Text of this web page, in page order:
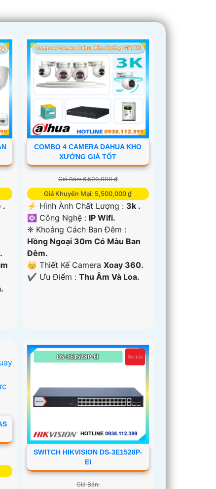
.
COMBO 4 CAMERA DAHUA KHO
XƯỞNG GIÁ TỐT
Giá Bán: 6,500,000 ₫
Giá Khuyến Mại: 5,500,000 ₫
️⚡ Hình Ành Chất Lượng : 3k .
⚛️ Công Nghệ : IP Wifi.
❈ Khoảng Cách Ban Đêm :
Hồng Ngoại 30m Có Màu Ban
Ðêm.
👑 Thiết Kế CameraXoay 360.
️✔️ Ưu Điểm :Thu Âm Và Loa.
SWITCH HIKVISION DS-3E1528P-
EI
Giá Bán: